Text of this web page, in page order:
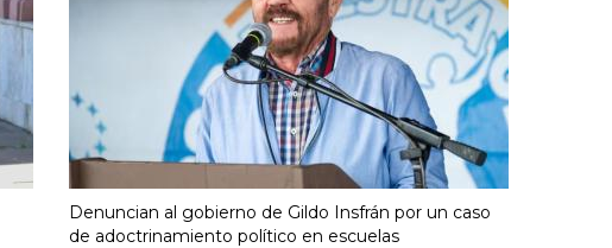
Denuncian al gobierno de Gildo Insfrán por un caso
de adoctrinamiento político en escuelas